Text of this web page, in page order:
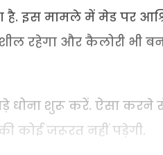
है. इस मामले में मेड पर
रहेगा और कैलोरी भी बर्न
धोना शुरू करें. ऐसा करने
कोई जरूरत नहीं पड़ेगी.